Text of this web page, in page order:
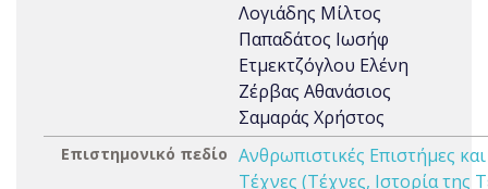
Λογιάδης Μίλτος
Παπαδάτος Ιωσήφ
Ετμεκτζόγλου Ελένη
Ζέρβας Αθανάσιος
Σαμαράς Χρήστος
Επιστημονικό πεδίο Ανθρωπιστικές Επιστήμες
Τέχνες (Τέχνες, Ιστορία της